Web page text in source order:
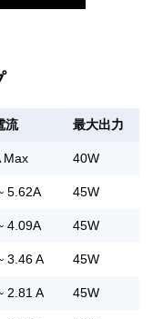
流 最大出力
Max 40W
5.62A 45W
4.09A 45W
3.46 A 45W
2.81 A 45W